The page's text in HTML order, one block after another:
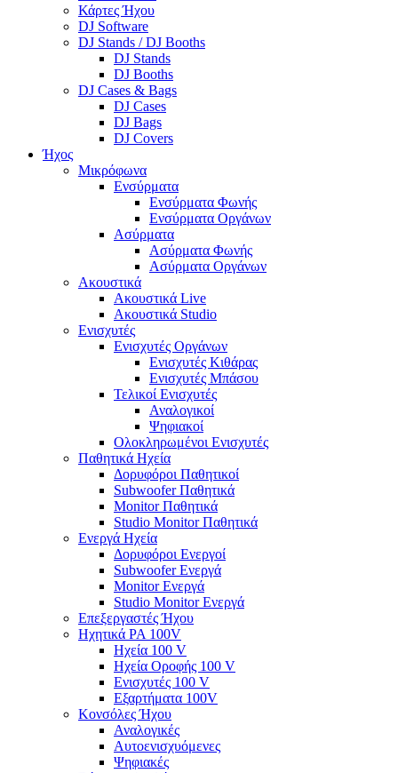
Κάρτες Ήχου
DJ Software
DJ Stands / DJ Booths
DJ Stands
DJ Booths
DJ Cases & Bags
DJ Cases
DJ Bags
DJ Covers
Ήχος
Μικρόφωνα
Ενσύρματα
Ενσύρματα Φωνής
Ενσύρματα Οργάνων
Ασύρματα
Ασύρματα Φωνής
Ασύρματα Οργάνων
Ακουστικά
Ακουστικά Live
Ακουστικά Studio
Ενισχυτές
Ενισχυτές Οργάνων
Ενισχυτές Κιθάρας
Ενισχυτές Μπάσου
Τελικοί Ενισχυτές
Αναλογικοί
Ψηφιακοί
Ολοκληρωμένοι Ενισχυτές
Παθητικά Ηχεία
Δορυφόροι Παθητικοί
Subwoofer Παθητικά
Monitor Παθητικά
Studio Monitor Παθητικά
Ενεργά Ηχεία
Δορυφόροι Ενεργοί
Subwoofer Ενεργά
Monitor Ενεργά
Studio Monitor Ενεργά
Επεξεργαστές Ήχου
Ηχητικά PA 100V
Ηχεία 100 V
Ηχεία Οροφής 100 V
Ενισχυτές 100 V
Εξαρτήματα 100V
Κονσόλες Ήχου
Αναλογικές
Αυτοενισχυόμενες
Ψηφιακές